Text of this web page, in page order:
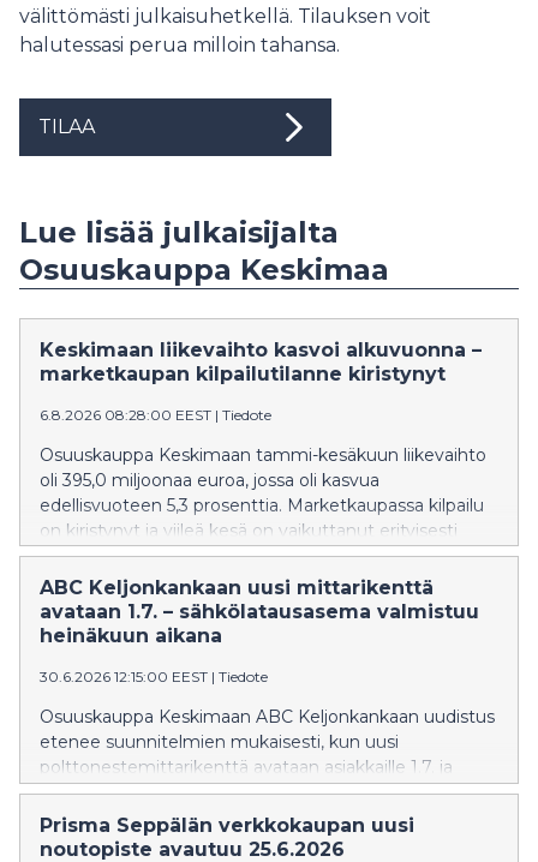
välittömästi julkaisuhetkellä. Tilauksen voit
halutessasi perua milloin tahansa.
TILAA
Lue lisää julkaisijalta
Osuuskauppa Keskimaa
Keskimaan liikevaihto kasvoi alkuvuonna –
marketkaupan kilpailutilanne kiristynyt
6.8.2026 08:28:00 EEST | Tiedote
Osuuskauppa Keskimaan tammi-kesäkuun liikevaihto
oli 395,0 miljoonaa euroa, jossa oli kasvua
edellisvuoteen 5,3 prosenttia. Marketkaupassa kilpailu
on kiristynyt ja viileä kesä on vaikuttanut erityisesti
mökkipaikkakuntien marketkauppojen myynnin
kehitykseen, kun mökkeilijöitä on ollut tavanomaista
vähemmän liikenteessä.
ABC Keljonkankaan uusi mittarikenttä
avataan 1.7. – sähkölatausasema valmistuu
heinäkuun aikana
30.6.2026 12:15:00 EEST | Tiedote
Osuuskauppa Keskimaan ABC Keljonkankaan uudistus
etenee suunnitelmien mukaisesti, kun uusi
polttonestemittarikenttä avataan asiakkaille 1.7. ja
ABC-suurteholatausasema avataan heinäkuun aikana.
ABC Keljonkankaan liikennemyymälä palvelee
asiakkaita normaalisti koko kesän ajan.
Prisma Seppälän verkkokaupan uusi
noutopiste avautuu 25.6.2026